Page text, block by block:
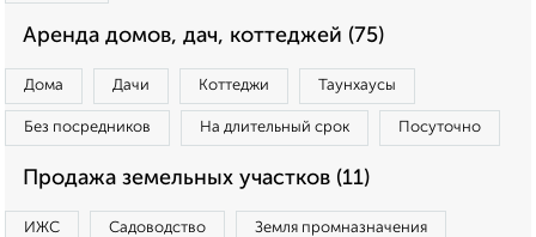
Аренда домов, дач, коттеджей (75)
Дома Дачи Коттеджи Таунхаусы
Без посредников На длительный срок Посуточно
Продажа земельных участков (11)
ИЖС Садоводство Земля промназначения